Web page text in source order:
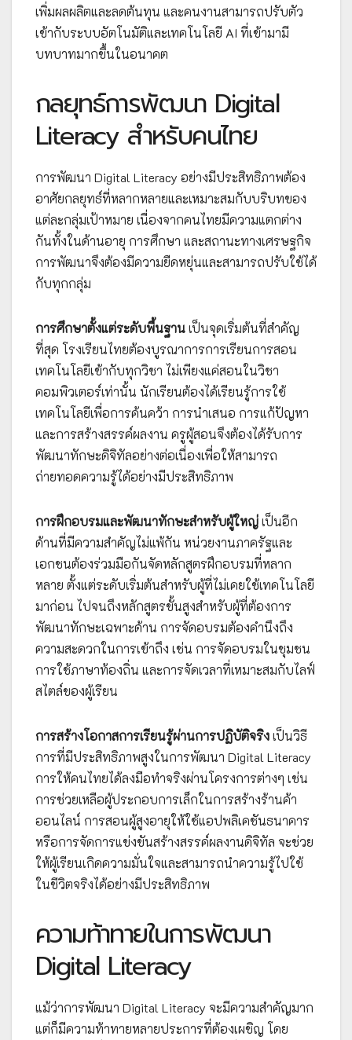
เพิ่มผลผลิตและลดต้นทุน และคนงานสามารถปรับตัว
เข้ากับระบบอัตโนมัติและเทคโนโลยี AI ที่เข้ามามี
บทบาทมากขึ้นในอนาคต
กลยุทธ์การพัฒนา Digital
Literacy สำหรับคนไทย
การพัฒนา Digital Literacy อย่างมีประสิทธิภาพต้อง
อาศัยกลยุทธ์ที่หลากหลายและเหมาะสมกับบริบทของ
แต่ละกลุ่มเป้าหมาย เนื่องจากคนไทยมีความแตกต่าง
กันทั้งในด้านอายุ การศึกษา และสถานะทางเศรษฐกิจ
การพัฒนาจึงต้องมีความยืดหยุ่นและสามารถปรับใช้ได้
กับทุกกลุ่ม
การศึกษาตั้งแต่ระดับพื้นฐานเป็นจุดเริ่มต้นที่สำคัญ
ที่สุด โรงเรียนไทยต้องบูรณาการการเรียนการสอน
เทคโนโลยีเข้ากับทุกวิชา ไม่เพียงแค่สอนในวิชา
คอมพิวเตอร์เท่านั้น นักเรียนต้องได้เรียนรู้การใช้
เทคโนโลยีเพื่อการค้นคว้า การนำเสนอ การแก้ปัญหา
และการสร้างสรรค์ผลงาน ครูผู้สอนจึงต้องได้รับการ
พัฒนาทักษะดิจิทัลอย่างต่อเนื่องเพื่อให้สามารถ
ถ่ายทอดความรู้ได้อย่างมีประสิทธิภาพ
การฝึกอบรมและพัฒนาทักษะสำหรับผู้ใหญ่เป็นอีก
ด้านที่มีความสำคัญไม่แพ้กัน หน่วยงานภาครัฐและ
เอกชนต้องร่วมมือกันจัดหลักสูตรฝึกอบรมที่หลาก
หลาย ตั้งแต่ระดับเริ่มต้นสำหรับผู้ที่ไม่เคยใช้เทคโนโลยี
มาก่อน ไปจนถึงหลักสูตรขั้นสูงสำหรับผู้ที่ต้องการ
พัฒนาทักษะเฉพาะด้าน การจัดอบรมต้องคำนึงถึง
ความสะดวกในการเข้าถึง เช่น การจัดอบรมในชุมชน
การใช้ภาษาท้องถิ่น และการจัดเวลาที่เหมาะสมกับไลฟ์
สไตล์ของผู้เรียน
การสร้างโอกาสการเรียนรู้ผ่านการปฏิบัติจริงเป็นวิธี
การที่มีประสิทธิภาพสูงในการพัฒนา Digital Literacy
การให้คนไทยได้ลงมือทำจริงผ่านโครงการต่างๆ เช่น
การช่วยเหลือผู้ประกอบการเล็กในการสร้างร้านค้า
ออนไลน์ การสอนผู้สูงอายุให้ใช้แอปพลิเคชันธนาคาร
หรือการจัดการแข่งขันสร้างสรรค์ผลงานดิจิทัล จะช่วย
ให้ผู้เรียนเกิดความมั่นใจและสามารถนำความรู้ไปใช้
ในชีวิตจริงได้อย่างมีประสิทธิภาพ
ความท้าทายในการพัฒนา
Digital Literacy
แม้ว่าการพัฒนา Digital Literacy จะมีความสำคัญมาก
แต่ก็มีความท้าทายหลายประการที่ต้องเผชิญ โดย